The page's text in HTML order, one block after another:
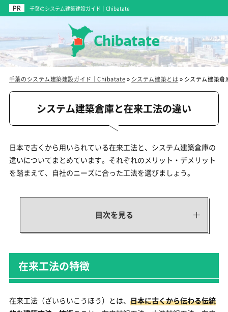
千葉のシステム建築建設ガイド｜Chibatate
千葉のシステム建築建設ガイド｜Chibatate» システム建築とは» システム建築倉
システム建築倉庫と在来工法の違い
日本で古くから用いられている在来工法と、システム建築倉庫の
違いについてまとめています。それぞれのメリット・デメリット
を踏まえて、自社のニーズに合った工法を選びましょう。
目次を見る
在来工法の特徴
在来工法（ざいらいこうほう）とは、 日本に古くから伝わる伝統